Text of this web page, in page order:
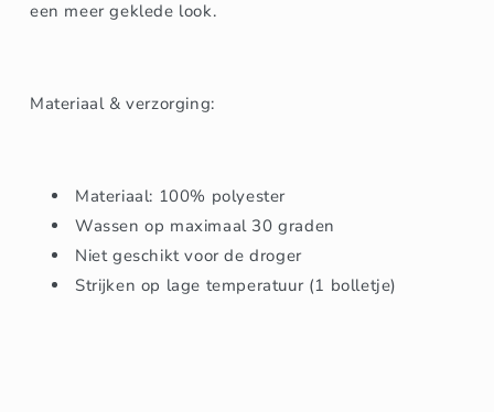
een meer geklede look.
Materiaal & verzorging:
Materiaal: 100% polyester
Wassen op maximaal 30 graden
Niet geschikt voor de droger
Strijken op lage temperatuur (1 bolletje)